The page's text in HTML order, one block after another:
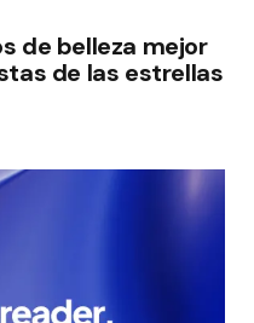
de belleza mejor
de las estrellas